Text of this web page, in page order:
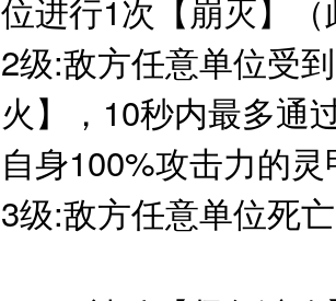
位进行1次【崩灭】（
2级:敌方任意单位受
火】，10秒内最多通
自身100%攻击力的灵
3级:敌方任意单位死